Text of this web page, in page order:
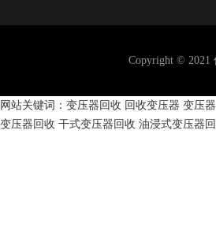
山东地区废旧电线
Copyright ©
网站关键词： 变压器回收 回收变压器 变压
变压器回收 干式变压器回收 油浸式变压器